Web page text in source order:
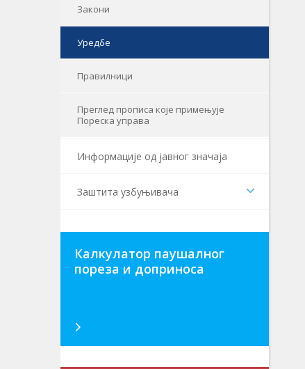
Закони
Уредбе
Правилници
Преглед прописа које примењује
Пореска управа
Информaције од јавног значаја
Заштита узбуњивача
Калкулатор паушалног
пореза и доприноса